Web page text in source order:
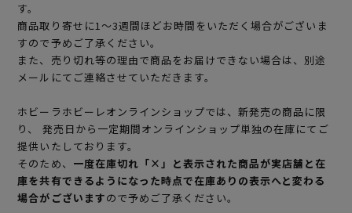
す。
商品取り寄せに1～3週間ほどお時間をいただく場合がございま
すので予めご了承ください。
また、売り切れ等の理由で商品をお届けできない場合は、別途
メールにてご連絡させていただきます。
ホビーラホビーレオンラインショップでは、新発売の商品に限
り、 発売日から一定期間オンラインショップ単独の在庫にてご
提供いたしております。
そのため、 一度在庫切れ「×」と表示された商品が実店舗と在
庫を共有できるようになった時点で在庫ありの表示へと変わる
場合がございますので予めご了承ください。